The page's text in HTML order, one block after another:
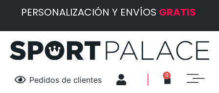
PERSONALIZACIÓN Y ENVÍOS GRATIS
Pedidos de clientes 0